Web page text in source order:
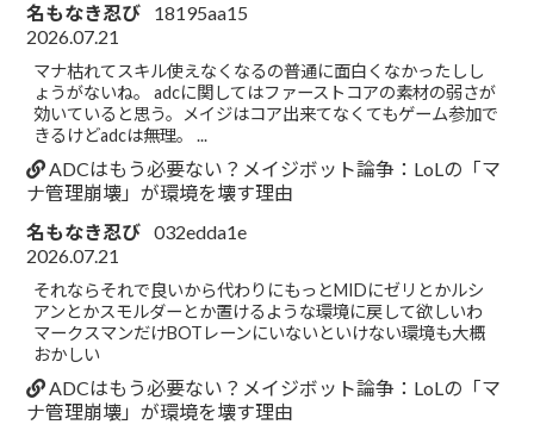
名もなき忍び
18195aa15
2026.07.21
マナ枯れてスキル使えなくなるの普通に面白くなかったしし
ょうがないね。 adcに関してはファーストコアの素材の弱さが
効いていると思う。メイジはコア出来てなくてもゲーム参加で
きるけどadcは無理。 ...
ADCはもう必要ない？メイジボット論争：LoLの「マ
ナ管理崩壊」が環境を壊す理由
名もなき忍び 032edda1e
2026.07.21
それならそれで良いから代わりにもっとMIDにゼリとかルシ
アンとかスモルダーとか置けるような環境に戻して欲しいわ
マークスマンだけBOTレーンにいないといけない環境も大概
おかしい
ADCはもう必要ない？メイジボット論争：LoLの「マ
ナ管理崩壊」が環境を壊す理由